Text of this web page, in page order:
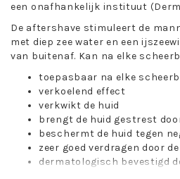
een onafhankelijk instituut
De aftershave stimuleert de
met diep zee water en een
van buitenaf. Kan na elke
toepasbaar na elke
verkoelend effect
verkwikt de huid
brengt de huid gestrest
beschermt de huid tegen
zeer goed verdragen door
dermatologisch bevestigd